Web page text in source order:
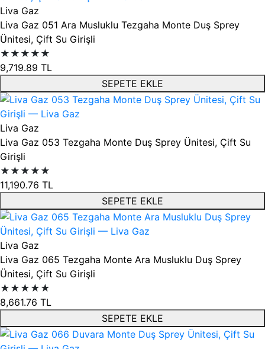
Liva Gaz
Liva Gaz 051 Ara Musluklu Tezgaha Monte Duş Sprey
Ünitesi, Çift Su Girişli
★★★★★
9,719.89 TL
SEPETE EKLE
Liva Gaz
Liva Gaz 053 Tezgaha Monte Duş Sprey Ünitesi, Çift Su
Girişli
★★★★★
11,190.76 TL
SEPETE EKLE
Liva Gaz
Liva Gaz 065 Tezgaha Monte Ara Musluklu Duş Sprey
Ünitesi, Çift Su Girişli
★★★★★
8,661.76 TL
SEPETE EKLE